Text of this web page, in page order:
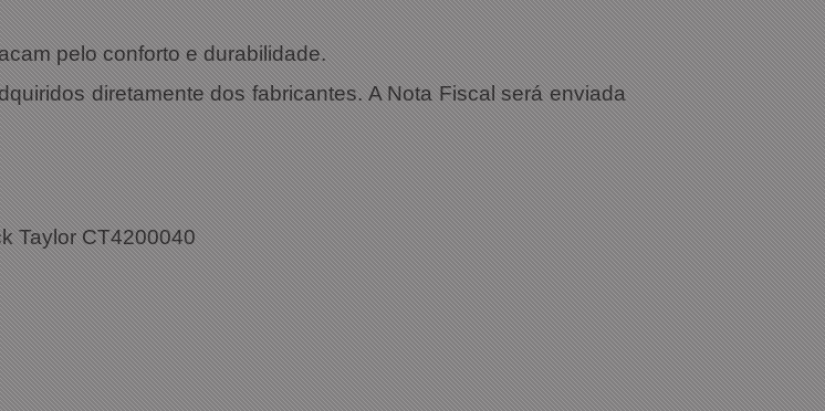
pelo conforto e durabilidade.
diretamente dos fabricantes. A Nota Fiscal será enviada
Técnicas:
TaylorCT4200040